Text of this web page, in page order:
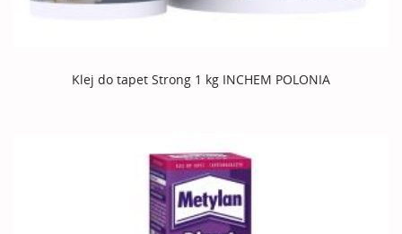
Klej do tapet Strong 1 kg INCHEM POLONIA